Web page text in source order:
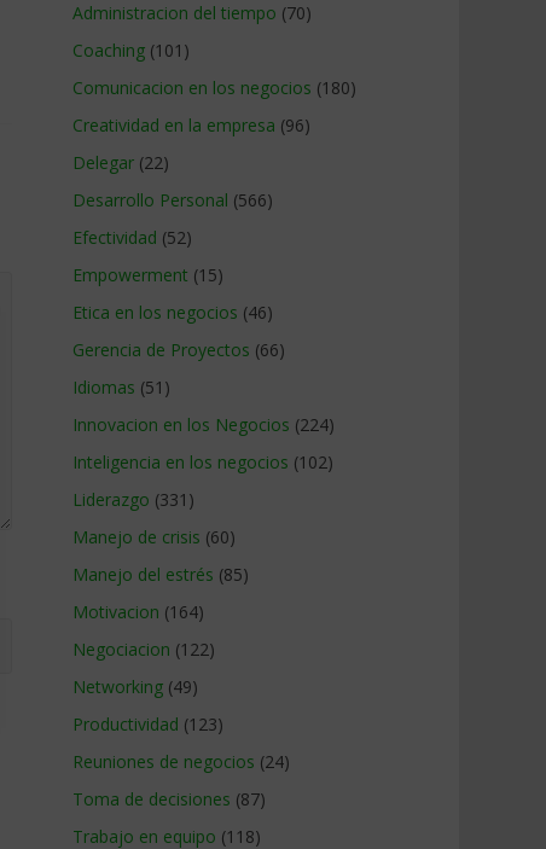
Administracion del tiempo (70)
Coaching (101)
Comunicacion en los negocios (180)
Creatividad en la empresa (96)
Delegar (22)
Desarrollo Personal (566)
Efectividad (52)
Empowerment (15)
Etica en los negocios (46)
Gerencia de Proyectos (66)
Idiomas (51)
Innovacion en los Negocios (224)
Inteligencia en los negocios (102)
Liderazgo (331)
Manejo de crisis (60)
Manejo del estrés (85)
Motivacion (164)
Negociacion (122)
Networking (49)
Productividad (123)
Reuniones de negocios (24)
Toma de decisiones (87)
Trabajo en equipo (118)